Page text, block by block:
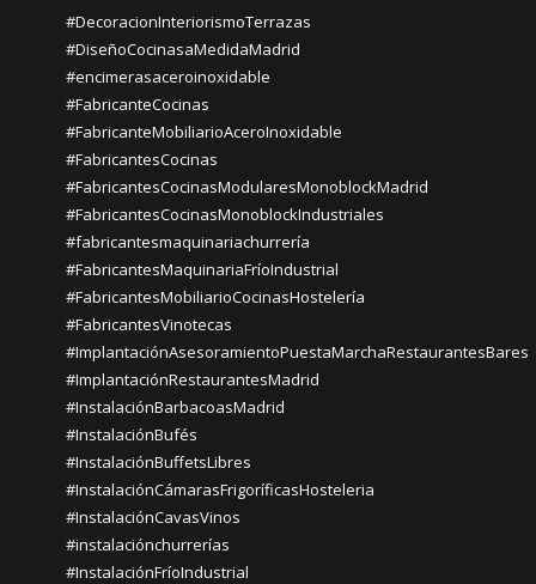
#DecoracionInteriorismoTerrazas
#DiseñoCocinasaMedidaMadrid
#encimerasaceroinoxidable
#FabricanteCocinas
#FabricanteMobiliarioAceroInoxidable
#FabricantesCocinas
#FabricantesCocinasModularesMonoblockMadrid
#FabricantesCocinasMonoblockIndustriales
#fabricantesmaquinariachurrería
#FabricantesMaquinariaFríoIndustrial
#FabricantesMobiliarioCocinasHostelería
#FabricantesVinotecas
#ImplantaciónAsesoramientoPuestaMarchaRestaurantesBares
#ImplantaciónRestaurantesMadrid
#InstalaciónBarbacoasMadrid
#InstalaciónBufés
#InstalaciónBuffetsLibres
#InstalaciónCámarasFrigoríficasHosteleria
#InstalaciónCavasVinos
#instalaciónchurrerías
#InstalaciónFríoIndustrial